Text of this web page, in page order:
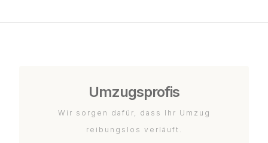
Umzugsprofis
Wir sorgen dafür, dass Ihr Umzug
reibungslos verläuft.